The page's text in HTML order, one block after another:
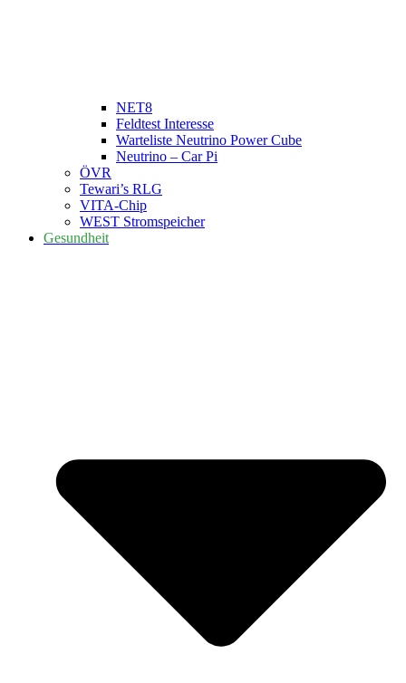
NET8
Feldtest Interesse
Warteliste Neutrino Power Cube
Neutrino – Car Pi
ÖVR
Tewari’s RLG
VITA-Chip
WEST Stromspeicher
Gesundheit